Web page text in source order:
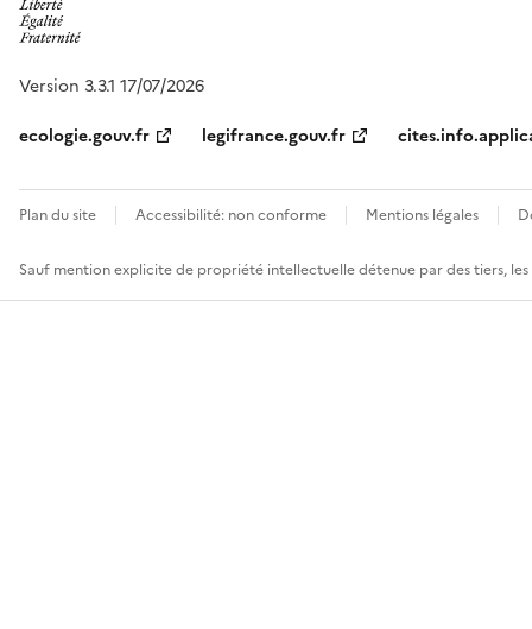
Version 3.3.1 17/07/2026
ecologie.gouv.fr
legifrance.gouv.fr
Plan du site Accessibilité: non conforme Mentions légales
Sauf mention explicite de propriété intellectuelle détenue par des tiers,